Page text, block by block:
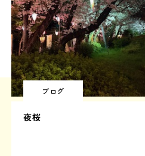
ブログ
夜桜